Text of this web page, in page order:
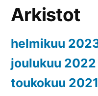
Arkistot
helmikuu
joulukuu 2022
toukokuu 2021